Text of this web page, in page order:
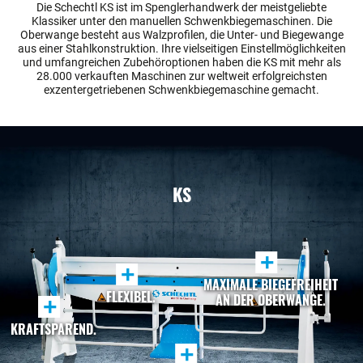
Die Schechtl KS ist im Spenglerhandwerk der meistgeliebte
Klassiker unter den manuellen Schwenkbiegemaschinen. Die
Oberwange besteht aus Walzprofilen, die Unter- und Biegewange
aus einer Stahlkonstruktion. Ihre vielseitigen Einstellmöglichkeiten
und umfangreichen Zubehöroptionen haben die KS mit mehr als
28.000 verkauften Maschinen zur weltweit erfolgreichsten
exzentergetriebenen Schwenkbiegemaschine gemacht.
KS
+
KRAFTSPAREND.
+
MAXIMALE BIEGEFREIHEIT
AN DER OBERWANGE.
+
FLEXIBEL.
+